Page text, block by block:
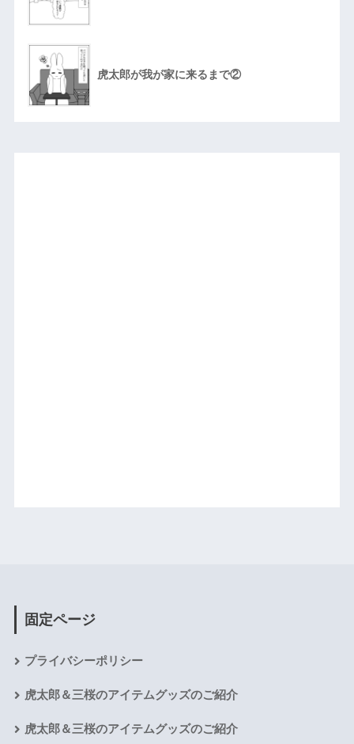
虎太郎が我が家に来るまで②
固定ページ
プライバシーポリシー
虎太郎＆三桜のアイテムグッズのご紹介
虎太郎＆三桜のアイテムグッズのご紹介